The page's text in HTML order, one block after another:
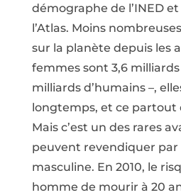
démographe de l’INED
l’Atlas. Moins
sur la planète depuis les
femmes sont 3,6
milliards d’humains –,
longtemps, et ce partout
Mais c’est un des rares
peuvent revendiquer
masculine. En 2010, le
homme de mourir à 20